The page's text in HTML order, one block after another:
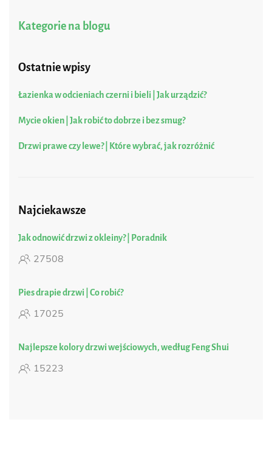
Kategorie na blogu
Ostatnie wpisy
Łazienka w odcieniach czerni i bieli | Jak urządzić?
Mycie okien | Jak robić to dobrze i bez smug?
Drzwi prawe czy lewe? | Które wybrać, jak rozróżnić
Najciekawsze
Jak odnowić drzwi z okleiny? | Poradnik
27508
Pies drapie drzwi | Co robić?
17025
Najlepsze kolory drzwi wejściowych, według Feng Shui
15223